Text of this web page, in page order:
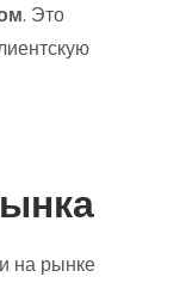
. Это
на рынке